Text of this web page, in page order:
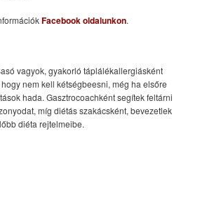
Facebook oldalunkon.
vagyok, gyakorló táplálékallergiásként
nem kell kétségbeesni, még ha elsőre
hada. Gasztrocoachként segítek feltárni
míg diétás szakácsként, bevezetlek
diéta rejtelmeibe.